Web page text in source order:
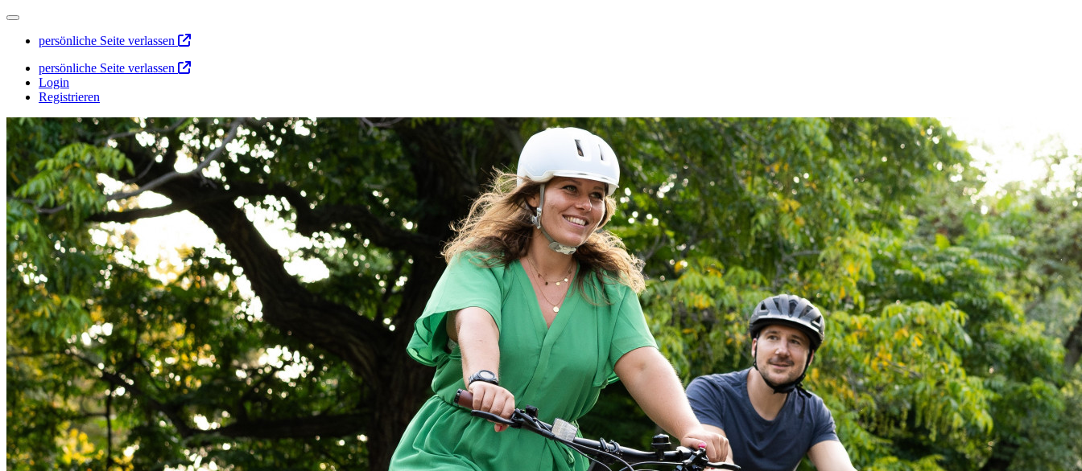
persönliche Seite verlassen
persönliche Seite verlassen
Login
Registrieren